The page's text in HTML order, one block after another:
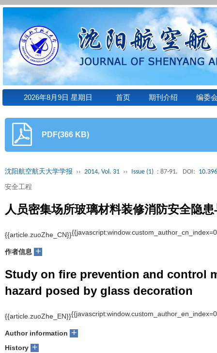
2026年8月9日 星期日 首页 期刊介绍 编委
PDF(366 KB)
沈阳航空航天大学学报 ›› 2014, Vol. 31 ›› Issue (1) : 87-91. DOI:
安全工程
人员密集场所玻璃材料装修消防安全隐
{{article.zuoZhe_CN}}
作者信息 +
Study on fire prevention and control
hazard posed by glass decoration
{{article.zuoZhe_EN}}
Author information +
History +